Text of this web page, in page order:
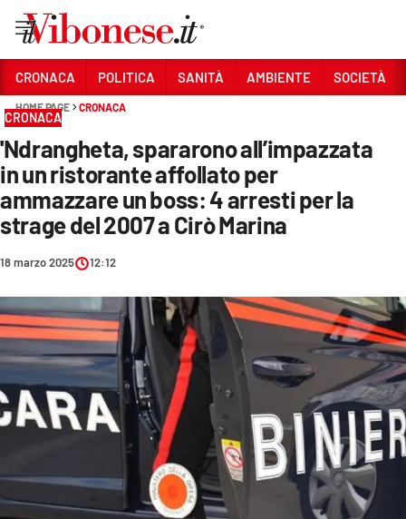
Sezioni
CRONACA
POLITICA
SANITÀ
AMBIENTE
SOCIETÀ
CULTURA
ECONOMIA E LAVORO
EVENTI
Streaming
CRONACA POLITICA SANITÀ AMBIENTE SOCIETÀ
HOME PAGE CRONACA
CRONACA
'Ndrangheta, spararono all’impazzata
in un ristorante affollato per
ammazzare un boss: 4 arresti per la
strage del 2007 a Cirò Marina
18 marzo 2025 12:12